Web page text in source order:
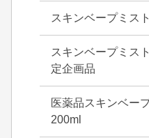
スキンベープミス
スキンベープミス
定企画品
医薬品スキンベー
200ml